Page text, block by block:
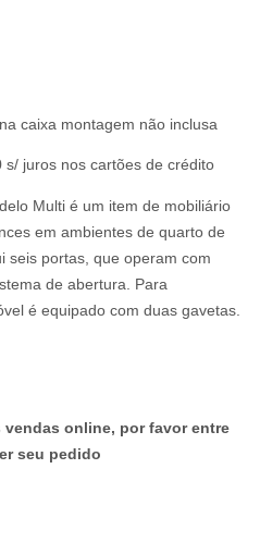
caixa montagem não inclusa
juros nos cartões de crédito
Multi é um item de mobiliário
em ambientes de quarto de
seis portas, que operam com
de abertura. Para
é equipado com duas gavetas.
vendas online, por favor entre
seu pedido